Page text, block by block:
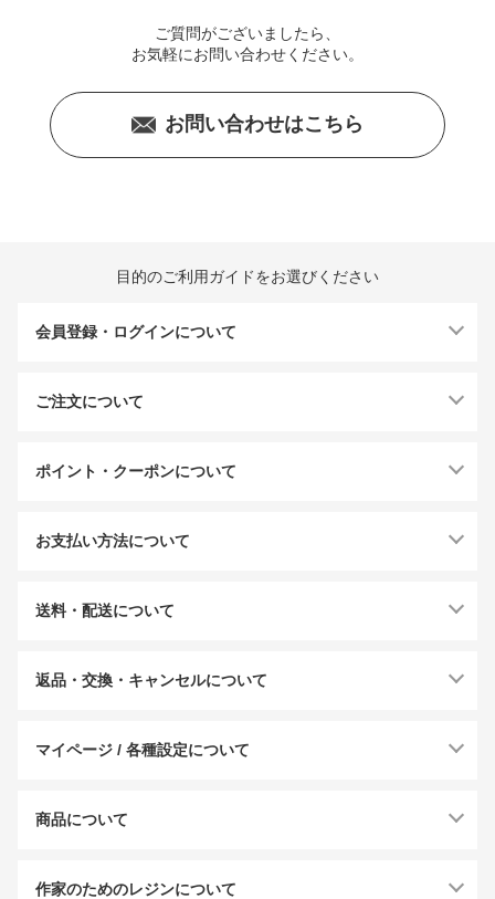
目的のご利用ガイドをお選びください
会員登録・ログインについて
ご注文について
ポイント・クーポンについて
お支払い方法について
送料・配送について
返品・交換・キャンセルについて
マイページ / 各種設定について
商品について
作家のためのレジンについて
ご質問がございましたら、
お気軽にお問い合わせください。
お問い合わせはこちら